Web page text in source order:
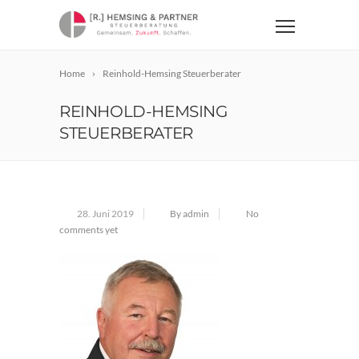
Home Reinhold-Hemsing Steuerberater
REINHOLD-HEMSING
STEUERBERATER
28. Juni 2019 By admin
No
comments yet